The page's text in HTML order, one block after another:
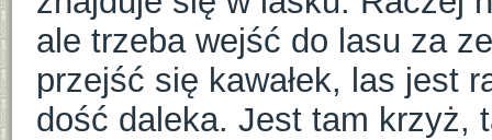
ale trzeba wejść do lasu za
przejść się kawałek, las jest
dość daleka. Jest tam krzyż,